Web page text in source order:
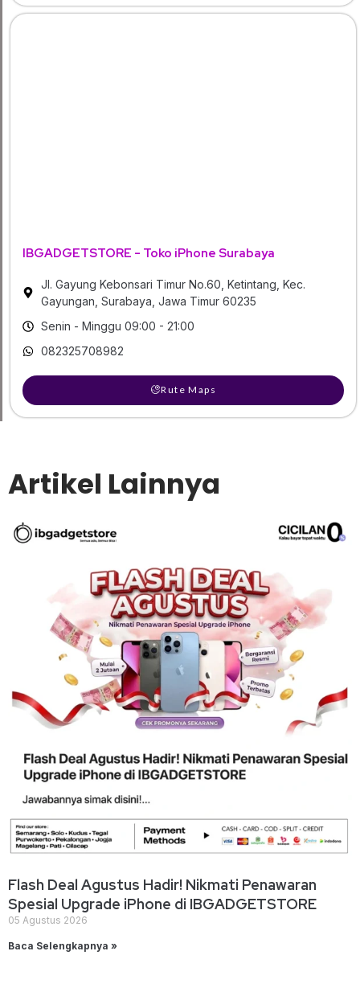
IBGADGETSTORE - Toko iPhone Surabaya
Jl. Gayung Kebonsari Timur No.60, Ketintang, Kec.
Gayungan, Surabaya, Jawa Timur 60235
Senin - Minggu 09:00 - 21:00
082325708982
Rute Maps
Artikel Lainnya
Flash Deal Agustus Hadir! Nikmati Penawaran
Spesial Upgrade iPhone di IBGADGETSTORE
05 Agustus 2026
Baca Selengkapnya »